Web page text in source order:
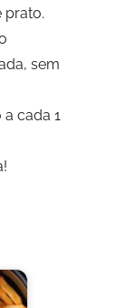
prato.
sem
cada 1